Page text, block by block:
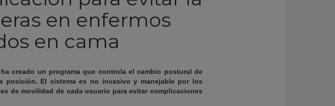
en enfermos
en cama
creado un programa que controla el cambio postural de
posición. El sistema es no invasivo y manejable por los
de movilidad de cada usuario para evitar complicaciones